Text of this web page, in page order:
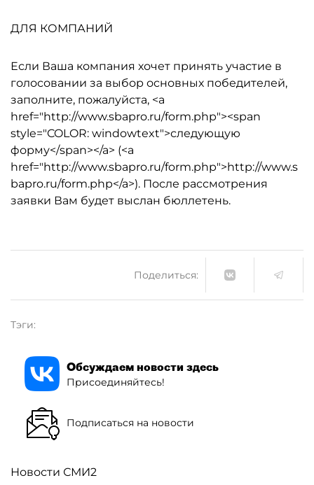
ДЛЯ КОМПАНИЙ
Если Ваша компания хочет принять участие в
голосовании за выбор основных победителей,
заполните, пожалуйста, <a
href="http://www.sbapro.ru/form.php"><span
style="COLOR: windowtext">следующую
форму</span></a> (<a
href="http://www.sbapro.ru/form.php">http://www.s
bapro.ru/form.php</a>). После рассмотрения
заявки Вам будет выслан бюллетень.
Поделиться:
Тэги:
Обсуждаем новости здесь
Присоединяйтесь!
Подписаться на новости
Новости СМИ2